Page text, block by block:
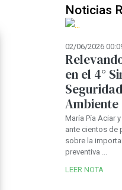
Noticias
02/06/2026
en el 4°
Ambiente
María Pía Aciar
ante cientos de
sobre la
preventiva ...
LEER NOTA